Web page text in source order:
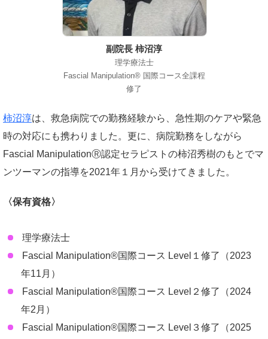
副院長 柿沼淳
理学療法士
Fascial Manipulation® 国際コース全課程
修了
柿沼淳は、救急病院での勤務経験から、急性期のケアや緊急
時の対応にも携わりました。更に、病院勤務をしながら
Fascial ManipulationⓇ認定セラピストの柿沼秀樹のもとでマ
ンツーマンの指導を2021年１月から受けてきました。
〈保有資格〉
理学療法士
Fascial Manipulation®国際コース Level１修了（2023
年11月）
Fascial Manipulation®国際コース Level２修了（2024
年2月）
Fascial Manipulation®国際コース Level３修了（2025